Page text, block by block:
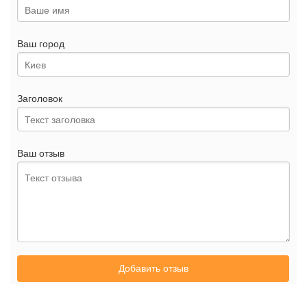
Ваш город
Заголовок
Ваш отзыв
Добавить отзыв